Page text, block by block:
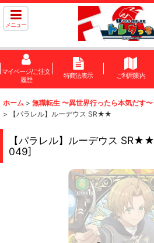
メニュー
マイページ/ご注文
履歴
特商法表示 ご利用案内
ホーム > 無職転生 〜異世界行ったら本気だす〜
>
【パラレル】ルーデウス SR★★
【パラレル】ルーデウス SR★★
049]